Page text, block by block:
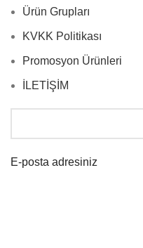
Ürün Grupları
KVKK Politikası
Promosyon Ürünleri
İLETİŞİM
E-posta adresiniz